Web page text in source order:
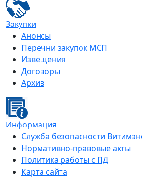
Закупки
Анонсы
Перечни закупок МСП
Извещения
Договоры
Архив
Информация
Служба безопасности
Нормативно-правовые акты
Политика работы с ПД
Карта сайта